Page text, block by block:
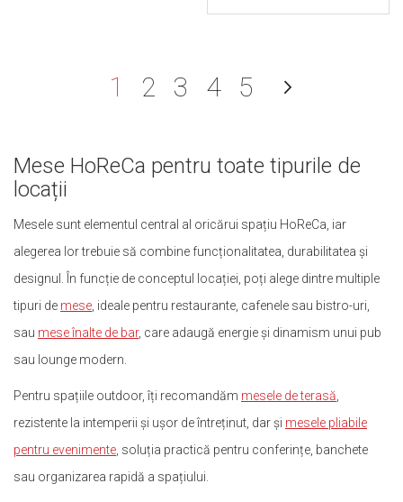
Mese HoReCa pentru toate tipurile de
locații
Mesele sunt elementul central al oricărui spațiu HoReCa, iar
alegerea lor trebuie să combine funcționalitatea, durabilitatea și
designul. În funcție de conceptul locației, poți alege dintre multiple
tipuri de mese , ideale pentru restaurante, cafenele sau bistro-uri,
sau mese înalte de bar, care adaugă energie și dinamism unui pub
sau lounge modern.
Pentru spațiile outdoor, îți recomandăm mesele de terasă
rezistente la intemperii și ușor de întreținut, dar și mesele pliabile
pentru evenimente , soluția practică pentru conferințe, banchete
sau organizarea rapidă a spațiului.
Pagină
în acest moment citiți
1 Pagină
2 Pagină
3 Pagină
4 Pagină
5